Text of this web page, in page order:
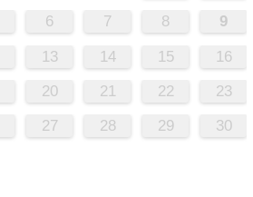
6 7 8 9
13 14 15 16
20 21 22 23
27 28 29 30